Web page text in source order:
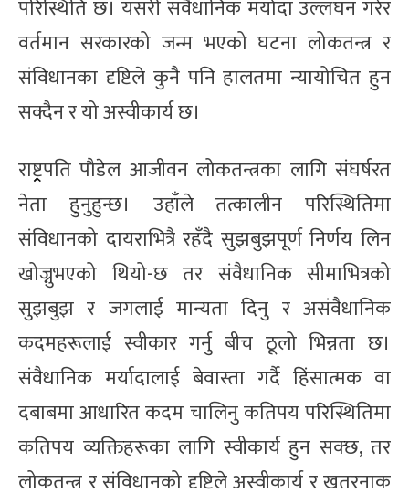
परिस्थिति छ। यसरी संवैधानिक मर्यादा उल्लंघन गरेर
वर्तमान सरकारको जन्म भएको घटना लोकतन्त्र र
संविधानका दृष्टिले कुनै पनि हालतमा न्यायोचित हुन
सक्दैन र यो अस्वीकार्य छ।
राष्ट्र्रपति पौडेल आजीवन लोकतन्त्रका लागि संघर्षरत
नेता हुनुहुन्छ। उहाँले तत्कालीन परिस्थितिमा
संविधानको दायराभित्रै रहँदै सुझबुझपूर्ण निर्णय लिन
खोज्नुभएको थियो-छ तर संवैधानिक सीमाभित्रको
सुझबुझ र जगलाई मान्यता दिनु र असंवैधानिक
कदमहरूलाई स्वीकार गर्नु बीच ठूलो भिन्नता छ।
संवैधानिक मर्यादालाई बेवास्ता गर्दै हिंसात्मक वा
दबाबमा आधारित कदम चालिनु कतिपय परिस्थितिमा
कतिपय व्यक्तिहरूका लागि स्वीकार्य हुन सक्छ, तर
लोकतन्त्र र संविधानको दृष्टिले अस्वीकार्य र खतरनाक